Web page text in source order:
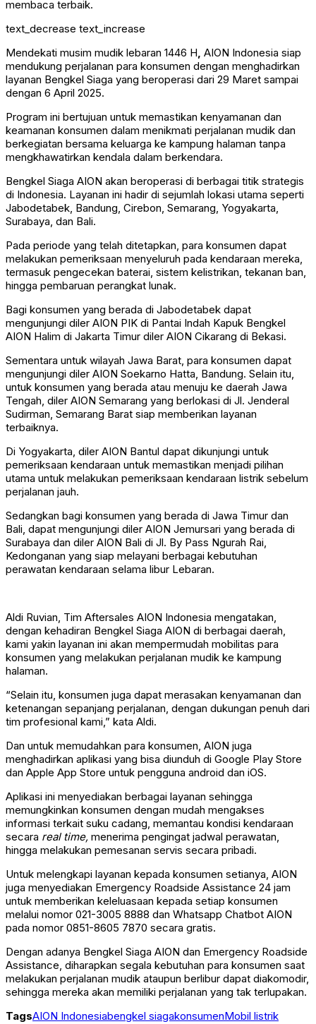
membaca terbaik.
text_decrease text_increase
Mendekati musim mudik lebaran 1446 H, AION Indonesia siap
mendukung perjalanan para konsumen dengan menghadirkan
layanan Bengkel Siaga yang beroperasi dari 29 Maret sampai
dengan 6 April 2025.
Program ini bertujuan untuk memastikan kenyamanan dan
keamanan konsumen dalam menikmati perjalanan mudik dan
berkegiatan bersama keluarga ke kampung halaman tanpa
mengkhawatirkan kendala dalam berkendara.
Bengkel Siaga AION akan beroperasi di berbagai titik strategis
di Indonesia. Layanan ini hadir di sejumlah lokasi utama seperti
Jabodetabek, Bandung, Cirebon, Semarang, Yogyakarta,
Surabaya, dan Bali.
Pada periode yang telah ditetapkan, para konsumen dapat
melakukan pemeriksaan menyeluruh pada kendaraan mereka,
termasuk pengecekan baterai, sistem kelistrikan, tekanan ban,
hingga pembaruan perangkat lunak.
Bagi konsumen yang berada di Jabodetabek dapat
mengunjungi diler AION PIK di Pantai Indah Kapuk Bengkel
AION Halim di Jakarta Timur diler AION Cikarang di Bekasi.
Sementara untuk wilayah Jawa Barat, para konsumen dapat
mengunjungi diler AION Soekarno Hatta, Bandung. Selain itu,
untuk konsumen yang berada atau menuju ke daerah Jawa
Tengah, diler AION Semarang yang berlokasi di Jl. Jenderal
Sudirman, Semarang Barat siap memberikan layanan
terbaiknya.
Di Yogyakarta, diler AION Bantul dapat dikunjungi untuk
pemeriksaan kendaraan untuk memastikan menjadi pilihan
utama untuk melakukan pemeriksaan kendaraan listrik sebelum
perjalanan jauh.
Sedangkan bagi konsumen yang berada di Jawa Timur dan
Bali, dapat mengunjungi diler AION Jemursari yang berada di
Surabaya dan diler AION Bali di Jl. By Pass Ngurah Rai,
Kedonganan yang siap melayani berbagai kebutuhan
perawatan kendaraan selama libur Lebaran.
Aldi Ruvian, Tim Aftersales AION Indonesia mengatakan,
dengan kehadiran Bengkel Siaga AION di berbagai daerah,
kami yakin layanan ini akan mempermudah mobilitas para
konsumen yang melakukan perjalanan mudik ke kampung
halaman.
“Selain itu, konsumen juga dapat merasakan kenyamanan dan
ketenangan sepanjang perjalanan, dengan dukungan penuh dari
tim profesional kami,” kata Aldi.
Dan untuk memudahkan para konsumen, AION juga
menghadirkan aplikasi yang bisa diunduh di Google Play Store
dan Apple App Store untuk pengguna android dan iOS.
Aplikasi ini menyediakan berbagai layanan sehingga
memungkinkan konsumen dengan mudah mengakses
informasi terkait suku cadang, memantau kondisi kendaraan
secara real time, menerima pengingat jadwal perawatan,
hingga melakukan pemesanan servis secara pribadi.
Untuk melengkapi layanan kepada konsumen setianya, AION
juga menyediakan Emergency Roadside Assistance 24 jam
untuk memberikan keleluasaan kepada setiap konsumen
melalui nomor 021-3005 8888 dan Whatsapp Chatbot AION
pada nomor 0851-8605 7870 secara gratis.
Dengan adanya Bengkel Siaga AION dan Emergency Roadside
Assistance, diharapkan segala kebutuhan para konsumen saat
melakukan perjalanan mudik ataupun berlibur dapat diakomodir,
sehingga mereka akan memiliki perjalanan yang tak terlupakan.
TagsAION Indonesiabengkel siagakonsumenMobil listrik